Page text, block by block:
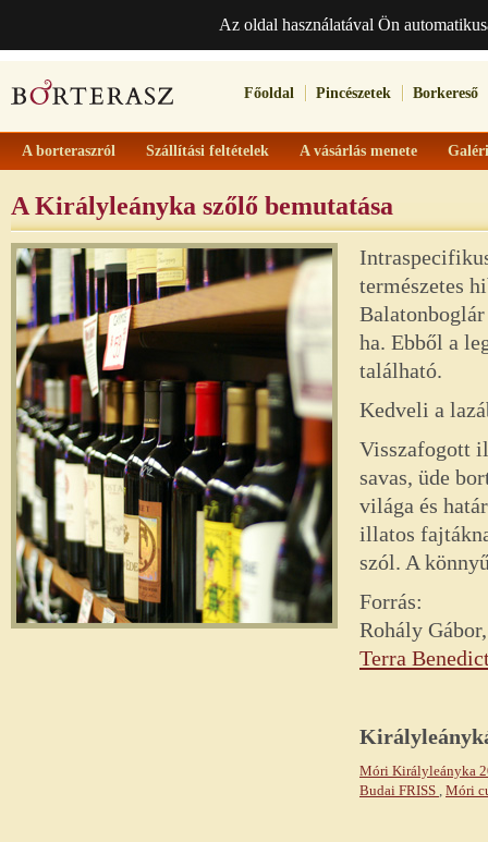
Az oldal használatával Ön
Főoldal Pincészetek Borkereső
A borteraszról Szállítási feltételek A vásárlás menete
A Királyleányka szőlő bemutatása
természetes
ha. Ebből a
található.
Kedveli a
Visszafogott
savas, üde
világa és
illatos
szól. A
Forrás:
Rohály
Terra
Móri Királyleányka
Budai FRISS , Móri